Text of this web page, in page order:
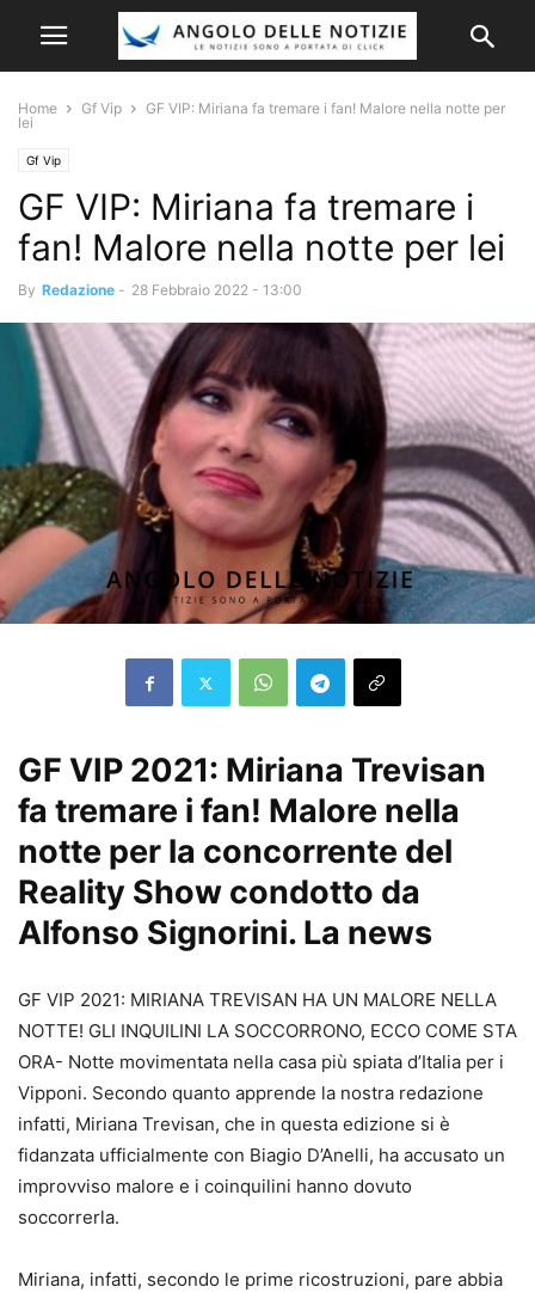
Home Gf Vip
GF VIP: Miriana fa tremare i fan! Malore nella notte per
lei
Gf Vip
GF VIP: Miriana fa tremare i
fan! Malore nella notte per lei
By Redazione - 28 Febbraio 2022 - 13:00
GF VIP 2021: Miriana Trevisan
fa tremare i fan! Malore nella
notte per la concorrente del
Reality Show condotto da
Alfonso Signorini. La news
GF VIP 2021: MIRIANA TREVISAN HA UN MALORE NELLA
NOTTE! GLI INQUILINI LA SOCCORRONO, ECCO COME STA
ORA- Notte movimentata nella casa più spiata d’Italia per i
Vipponi. Secondo quanto apprende la nostra redazione
infatti, Miriana Trevisan, che in questa edizione si è
fidanzata ufficialmente con Biagio D’Anelli, ha accusato un
improvviso malore e i coinquilini hanno dovuto
soccorrerla.
Miriana, infatti, secondo le prime ricostruzioni, pare abbia